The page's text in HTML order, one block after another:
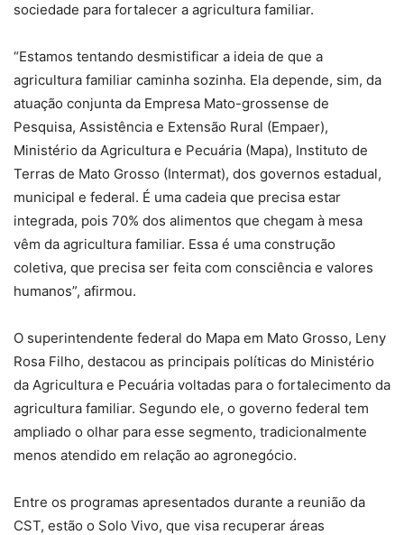
sociedade para fortalecer a agricultura familiar.
“Estamos tentando desmistificar a ideia de que a
agricultura familiar caminha sozinha. Ela depende, sim, da
atuação conjunta da Empresa Mato-grossense de
Pesquisa, Assistência e Extensão Rural (Empaer),
Ministério da Agricultura e Pecuária (Mapa), Instituto de
Terras de Mato Grosso (Intermat), dos governos estadual,
municipal e federal. É uma cadeia que precisa estar
integrada, pois 70% dos alimentos que chegam à mesa
vêm da agricultura familiar. Essa é uma construção
coletiva, que precisa ser feita com consciência e valores
humanos”, afirmou.
O superintendente federal do Mapa em Mato Grosso, Leny
Rosa Filho, destacou as principais políticas do Ministério
da Agricultura e Pecuária voltadas para o fortalecimento da
agricultura familiar. Segundo ele, o governo federal tem
ampliado o olhar para esse segmento, tradicionalmente
menos atendido em relação ao agronegócio.
Entre os programas apresentados durante a reunião da
CST, estão o Solo Vivo, que visa recuperar áreas